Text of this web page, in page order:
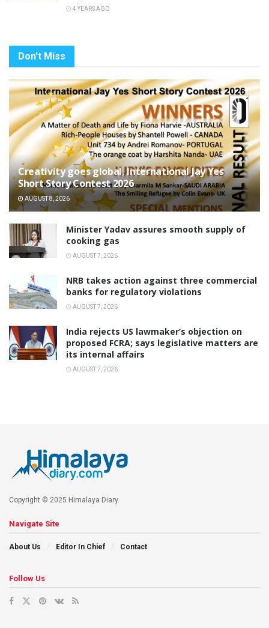
4 YEARS AGO
Don't Miss
Creativity goes global, International Jay Yes
Short Story Contest 2026
AUGUST 8, 2026
Minister Yadav assures smooth supply of
cooking gas
AUGUST 7, 2026
NRB takes action against three commercial
banks for regulatory violations
AUGUST 7, 2026
India rejects US lawmaker’s objection on
proposed FCRA; says legislative matters are
its internal affairs
AUGUST 7, 2026
Copyright © 2025 Himalaya Diary.
Navigate Site
About Us Editor In Chief Contact
Follow Us